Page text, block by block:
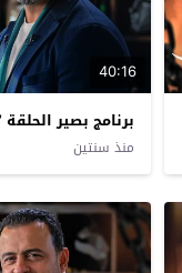
40:16
برنامج بصير الحلقة 17 سيما كلوب
منذ سنتين